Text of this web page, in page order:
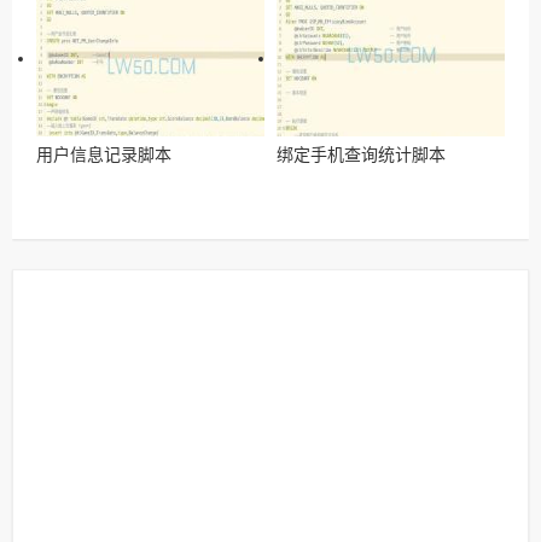
用户信息记录脚本 绑定手机查询统计脚本